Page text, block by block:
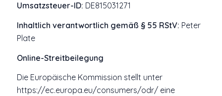
Umsatzsteuer-ID: DE815031271
Inhaltlich verantwortlich gemäß § 55 RStV: Peter
Plate
Online-Streitbeilegung
Die Europäische Kommission stellt unter
https://ec.europa.eu/consumers/odr/ eine